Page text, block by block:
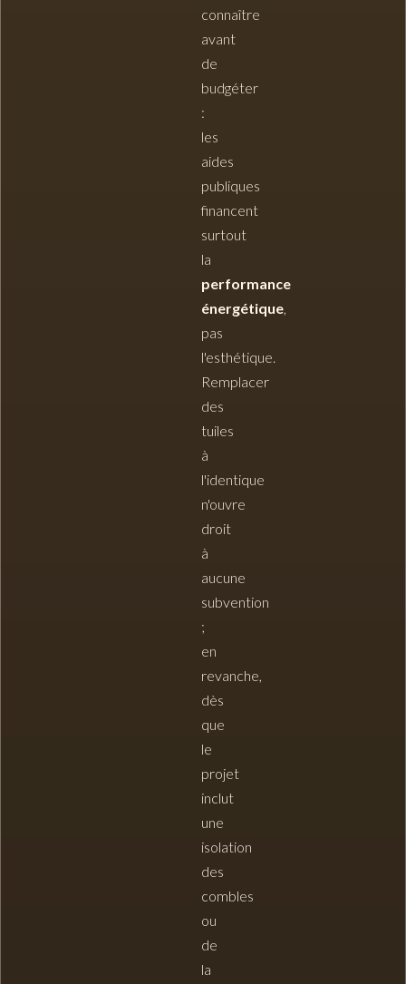
connaître
avant
de
budgéter
:
les
aides
publiques
financent
surtout
la
performance
énergétique,
pas
l'esthétique.
Remplacer
des
tuiles
à
l'identique
n'ouvre
droit
à
aucune
subvention
;
en
revanche,
dès
que
le
projet
inclut
une
isolation
des
combles
ou
de
la